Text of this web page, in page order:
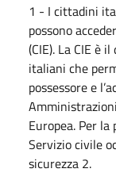
1 - I cittadini
possono
(CIE). La CIE è
italiani che
possessore e
Europea. Per
Servizio civile
sicurezza 2.